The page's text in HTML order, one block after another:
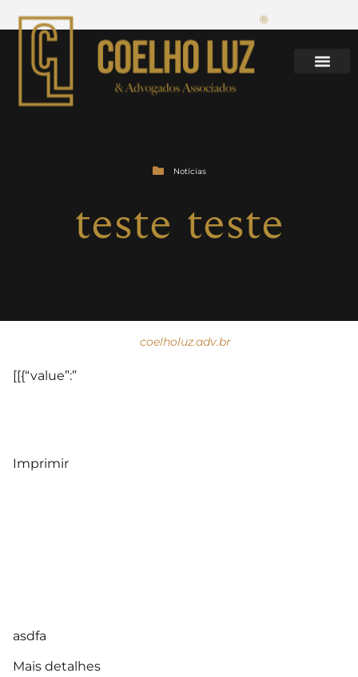
Notícias
teste teste
coelholuz.adv.br
[[{“value”:”
Imprimir
asdfa
Mais detalhes